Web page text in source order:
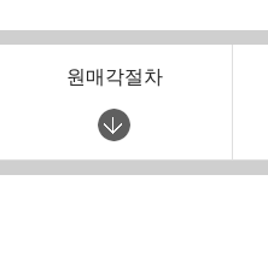
원매각절차